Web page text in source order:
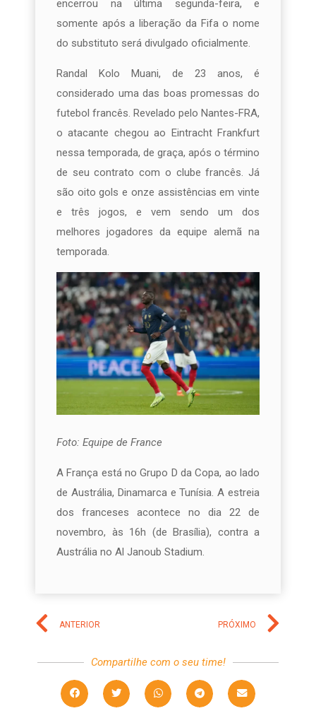
encerrou na última segunda-feira, e
somente após a liberação da Fifa o nome
do substituto será divulgado oficialmente.
Randal Kolo Muani, de 23 anos, é
considerado uma das boas promessas do
futebol francês. Revelado pelo Nantes-FRA,
o atacante chegou ao Eintracht Frankfurt
nessa temporada, de graça, após o término
de seu contrato com o clube francês. Já
são oito gols e onze assistências em vinte
e três jogos, e vem sendo um dos
melhores jogadores da equipe alemã na
temporada.
Foto: Equipe de France
A França está no Grupo D da Copa, ao lado
de Austrália, Dinamarca e Tunísia. A estreia
dos franceses acontece no dia 22 de
novembro, às 16h (de Brasília), contra a
Austrália no Al Janoub Stadium.
ANTERIOR PRÓXIMO
Compartilhe com o seu time!